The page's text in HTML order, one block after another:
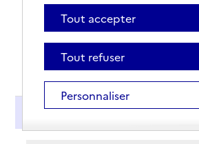
Présentation
Tout accepter
Tout refuser
Personnaliser